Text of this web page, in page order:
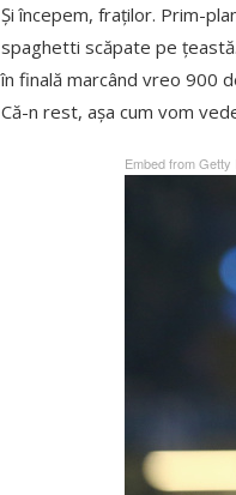
Și începem, fraților. Prim-
spaghetti scăpate pe
în finală marcând vreo 900
Că-n rest, așa cum vom
Embed from Getty